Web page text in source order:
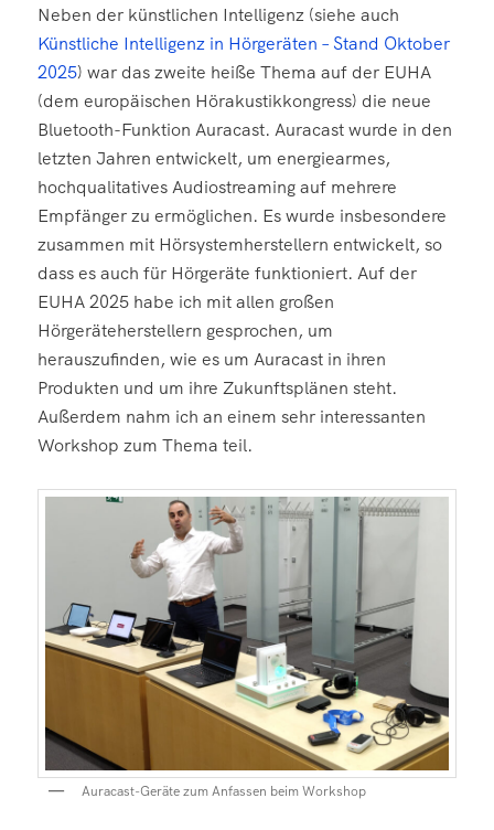
Neben der künstlichen Intelligenz (siehe auch
Künstliche Intelligenz in Hörgeräten – Stand Oktober
2025) war das zweite heiße Thema auf der EUHA
(dem europäischen Hörakustikkongress) die neue
Bluetooth-Funktion Auracast. Auracast wurde in den
letzten Jahren entwickelt, um energiearmes,
hochqualitatives Audiostreaming auf mehrere
Empfänger zu ermöglichen. Es wurde insbesondere
zusammen mit Hörsystemherstellern entwickelt, so
dass es auch für Hörgeräte funktioniert. Auf der
EUHA 2025 habe ich mit allen großen
Hörgeräteherstellern gesprochen, um
herauszufinden, wie es um Auracast in ihren
Produkten und um ihre Zukunftsplänen steht.
Außerdem nahm ich an einem sehr interessanten
Workshop zum Thema teil.
Auracast-Geräte zum Anfassen beim Workshop